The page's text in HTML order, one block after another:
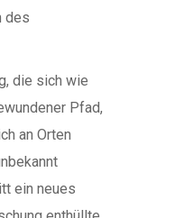
des
die sich wie
Pfad,
an Orten
ein neues